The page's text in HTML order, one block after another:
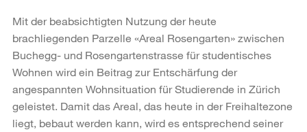
Mit der beabsichtigten Nutzung der heute
brachliegenden Parzelle «Areal Rosengarten» zwischen
Buchegg- und Rosengartenstrasse für studentisches
Wohnen wird ein Beitrag zur Entschärfung der
angespannten Wohnsituation für Studierende in Zürich
geleistet. Damit das Areal, das heute in der Freihaltezone
liegt, bebaut werden kann, wird es entsprechend seiner